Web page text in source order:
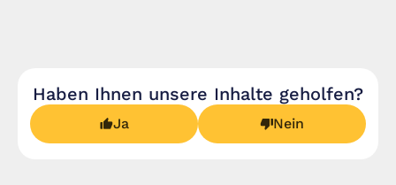
Haben Ihnen unsere Inhalte geholfen?
Ja Nein